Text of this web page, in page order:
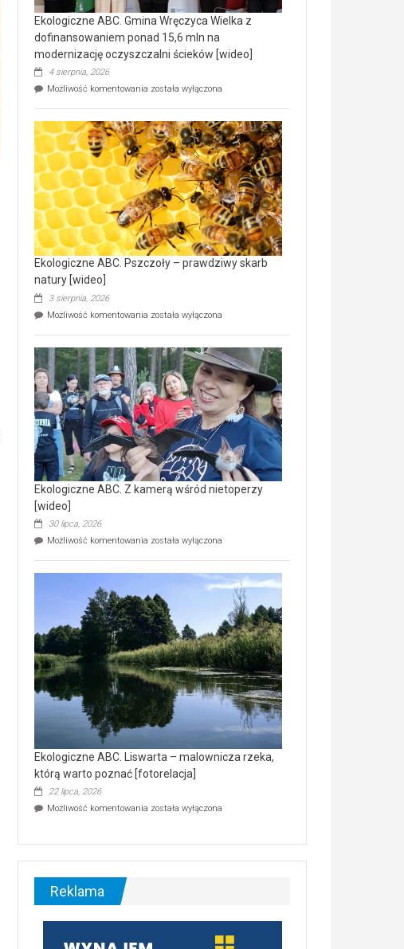
Ekologiczne ABC. Gmina Wręczyca Wielka z
dofinansowaniem ponad 15,6 mln na
modernizację oczyszczalni ścieków [wideo]
4 sierpnia, 2026
Możliwość komentowania Ekologiczne
Wręczyca
Wielka
z
dofinansowaniem
ponad
15,6
mln
na
modernizację
oczyszczalni
ścieków
[wideo]
została wyłączona
Ekologiczne ABC. Pszczoły – prawdziwy skarb
natury [wideo]
3 sierpnia, 2026
Możliwość komentowania Ekologiczne
–
prawdziwy
skarb
natury
[wideo]
została wyłączona
Ekologiczne ABC. Z kamerą wśród nietoperzy
[wideo]
30 lipca, 2026
Możliwość komentowania Ekologiczne
wśród
nietoperzy
[wideo]
została wyłączona
Ekologiczne ABC. Liswarta – malownicza rzeka,
którą warto poznać [fotorelacja]
22 lipca, 2026
Możliwość komentowania Ekologiczne
–
malownicza
[fotorelacja]
została wyłączona
Reklama